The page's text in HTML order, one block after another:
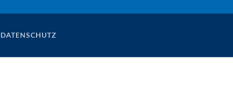
DATENSCHUTZ